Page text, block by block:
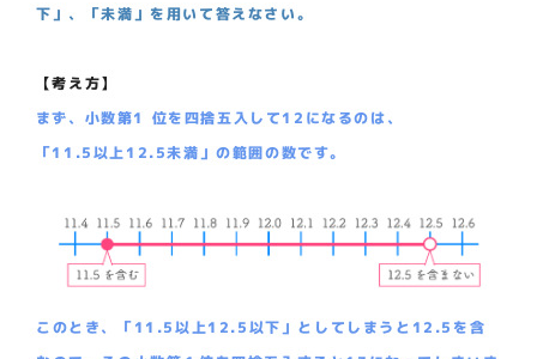
下」、「未満」を用いて答えなさい。
【考え方】
まず、小数第1 位を四捨五入して12になるのは、
「11.5以上12.5未満」の範囲の数です。
このとき、「11.5以上12.5以下」としてしまうと12.5を含